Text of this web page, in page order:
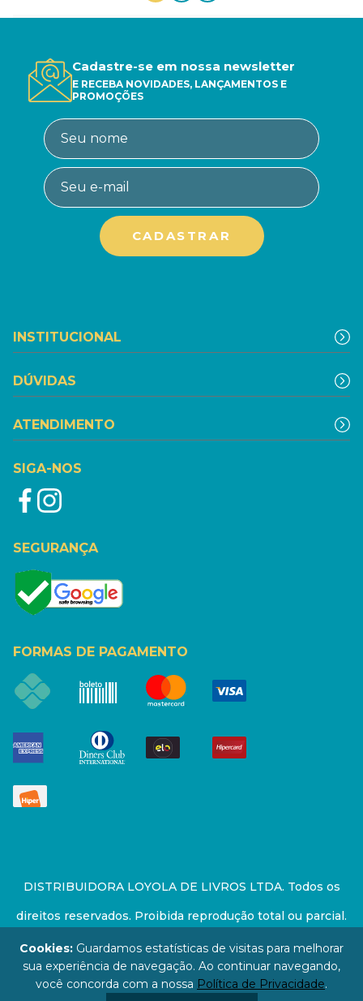
Cadastre-se em nossa newsletter
E RECEBA NOVIDADES, LANÇAMENTOS E
PROMOÇÕES
INSTITUCIONAL
DÚVIDAS
ATENDIMENTO
SIGA-NOS
SEGURANÇA
FORMAS DE PAGAMENTO
DISTRIBUIDORA LOYOLA DE LIVROS LTDA. Todos os
direitos reservados. Proibida reprodução total ou parcial.
Preços e estoque sujeito a alterações sem aviso prévio.
67.946.814/0001-94 - LOJA - Rua Senador Feijó - São
Cookies: Guardamos estatísticas de visitas para melhorar
sua experiência de navegação. Ao continuar navegando,
você concorda com a nossa Política de Privacidade.